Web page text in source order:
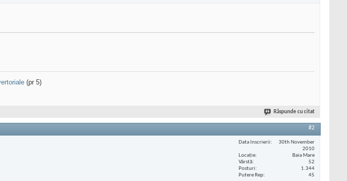
(pr 5)
Răspunde cu citat
#2
Data înscrierii
30th November
2010
Locaţie
Baia Mare
Vârstă
52
Posturi
1.344
Putere Rep
45